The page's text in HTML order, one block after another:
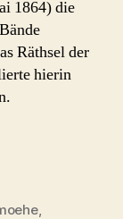
1864) die
Räthsel der
hierin
,